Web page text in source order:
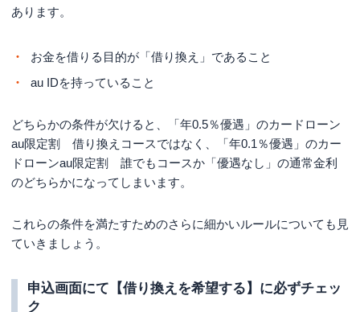
あります。
お金を借りる目的が「借り換え」であること
au IDを持っていること
どちらかの条件が欠けると、「年0.5％優遇」のカードローン
au限定割 借り換えコースではなく、「年0.1％優遇」のカー
ドローンau限定割 誰でもコースか「優遇なし」の通常金利
のどちらかになってしまいます。
これらの条件を満たすためのさらに細かいルールについても見
ていきましょう。
申込画面にて【借り換えを希望する】に必ずチェッ
ク